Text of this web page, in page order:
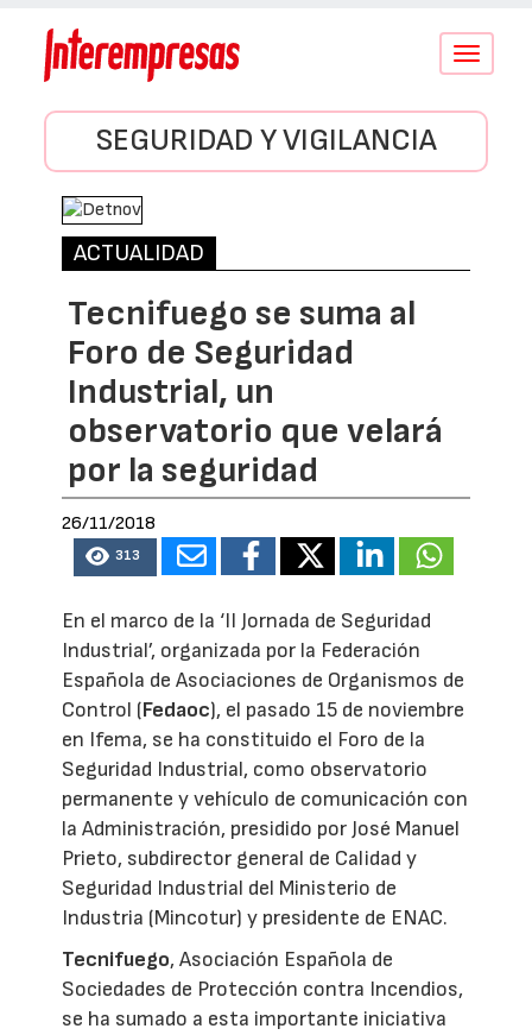
Conmutar
SEGURIDAD Y VIGILANCIA
ACTUALIDAD
Tecnifuego se suma al
Foro de Seguridad
Industrial, un
observatorio que velará
por la seguridad
26/11/2018
313
En el marco de la ‘II Jornada de Seguridad
Industrial’, organizada por la Federación
Española de Asociaciones de Organismos de
Control (Fedaoc), el pasado 15 de noviembre
en Ifema, se ha constituido el Foro de la
Seguridad Industrial, como observatorio
permanente y vehículo de comunicación con
la Administración, presidido por José Manuel
Prieto, subdirector general de Calidad y
Seguridad Industrial del Ministerio de
Industria (Mincotur) y presidente de ENAC.
Tecnifuego, Asociación Española de
Sociedades de Protección contra Incendios,
se ha sumado a esta importante iniciativa